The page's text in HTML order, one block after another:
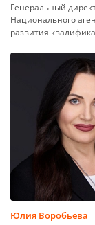
Генеральный
Национального
развития
Юлия Воробьева